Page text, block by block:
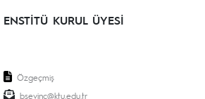
ENSTİTÜ KURUL ÜYESİ
Özgeçmiş
bsevinc@ktu.edu.tr